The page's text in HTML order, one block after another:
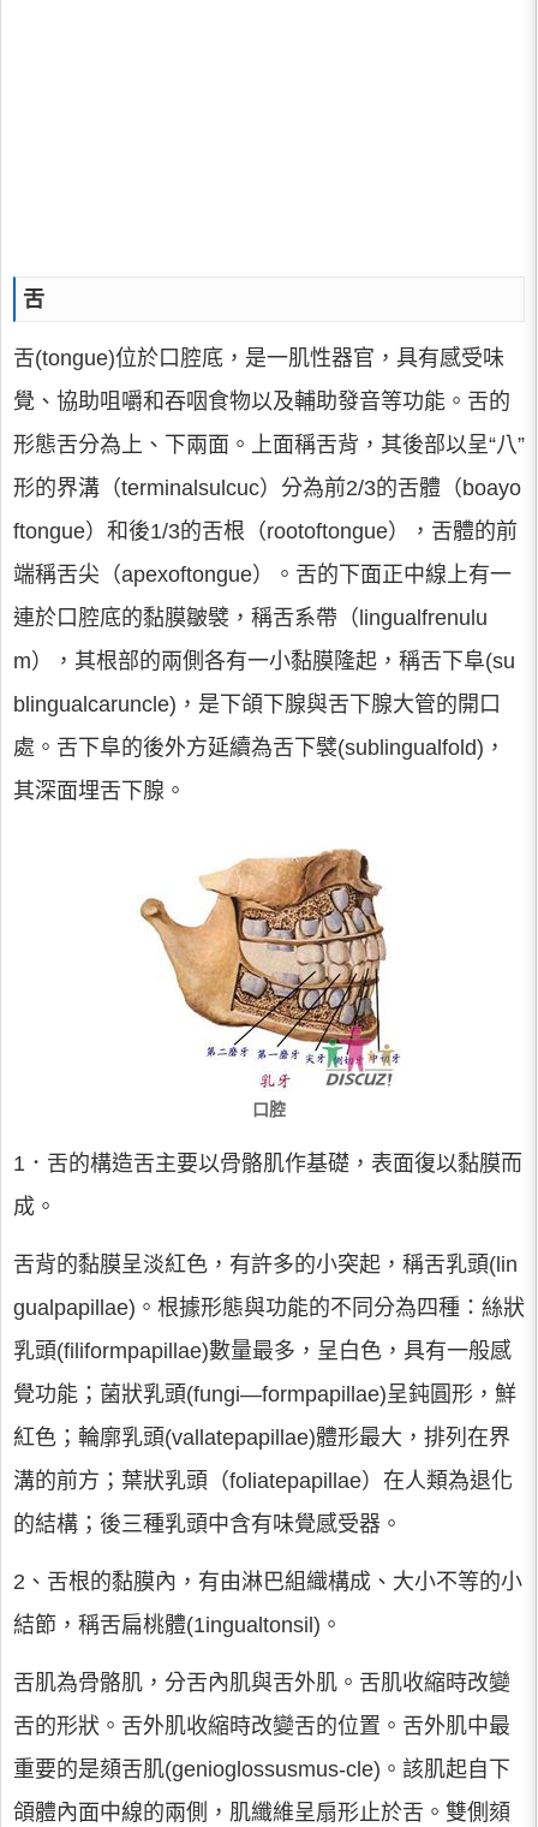
舌
舌(tongue)位於口腔底，是一肌性器官，具有感受味
覺、協助咀嚼和吞咽食物以及輔助發音等功能。舌的
形態舌分為上、下兩面。上面稱舌背，其後部以呈“八”
形的界溝（terminalsulcuc）分為前2/3的舌體（boayo
ftongue）和後1/3的舌根（rootoftongue），舌體的前
端稱舌尖（apexoftongue）。舌的下面正中線上有一
連於口腔底的黏膜皺襞，稱舌系帶（lingualfrenulu
m），其根部的兩側各有一小黏膜隆起，稱舌下阜(su
blingualcaruncle)，是下頜下腺與舌下腺大管的開口
處。舌下阜的後外方延續為舌下襞(sublingualfold)，
其深面埋舌下腺。
口腔
1．舌的構造舌主要以骨骼肌作基礎，表面復以黏膜而
成。
舌背的黏膜呈淡紅色，有許多的小突起，稱舌乳頭(lin
gualpapillae)。根據形態與功能的不同分為四種：絲狀
乳頭(filiformpapillae)數量最多，呈白色，具有一般感
覺功能；菌狀乳頭(fungi—formpapillae)呈鈍圓形，鮮
紅色；輪廓乳頭(vallatepapillae)體形最大，排列在界
溝的前方；葉狀乳頭（foliatepapillae）在人類為退化
的結構；後三種乳頭中含有味覺感受器。
2、舌根的黏膜內，有由淋巴組織構成、大小不等的小
結節，稱舌扁桃體(1ingualtonsil)。
舌肌為骨骼肌，分舌內肌與舌外肌。舌肌收縮時改變
舌的形狀。舌外肌收縮時改變舌的位置。舌外肌中最
重要的是頦舌肌(genioglossusmus-cle)。該肌起自下
頜體內面中線的兩側，肌纖維呈扇形止於舌。雙側頦